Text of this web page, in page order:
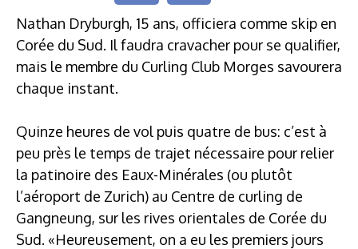
Nathan Dryburgh, 15 ans, officiera comme skip en
Corée du Sud. Il faudra cravacher pour se qualifier,
mais le membre du Curling Club Morges savourera
chaque instant.
Quinze heures de vol puis quatre de bus: c’est à
peu près le temps de trajet nécessaire pour relier
la patinoire des Eaux-Minérales (ou plutôt
l’aéroport de Zurich) au Centre de curling de
Gangneung, sur les rives orientales de Corée du
Sud. «Heureusement, on a eu les premiers jours